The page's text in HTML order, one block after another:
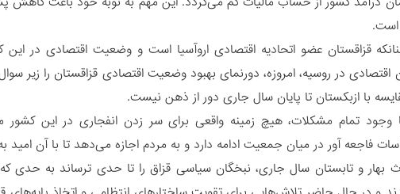
قزاقستان عضو اتحادیه اقتصادی اروآسیا است و وضعیت اقتصادی در
اقتصادی در روسیه، امروزه، دورنمای بهبود وضعیت اقتصادی قزاقستان را زیر
با ازبکستان تا پایان سال جاری دور از ذهن نیست.
وجود تمام مشکلات، هیچ زمینه واقعی برای سر زدن انفجاری در این
فاجعه آور در میان جمعیت ادامه دارد و به مردم اجازه می‌دهد تا با آن امید
بهار و تابستان سال جاری، نبخگان سیاسی قزاق را تا حدی ترساند به حدی